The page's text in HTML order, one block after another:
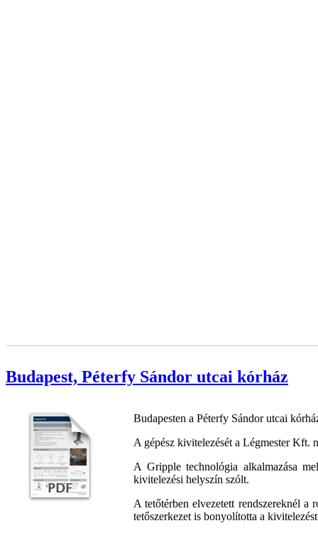
Budapest, Péterfy Sándor utcai kórház
Budapesten a Péterfy Sándor utcai
A gépész kivitelezését a Légmester Kft.
A Gripple technológia alkalmazása
kivitelezési helyszín szólt.
A tetőtérben elvezetett rendszereknél a
tetőszerkezet is bonyolította a